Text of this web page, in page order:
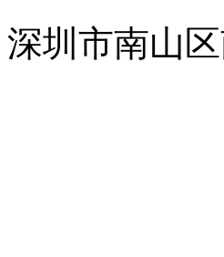
深圳市南山